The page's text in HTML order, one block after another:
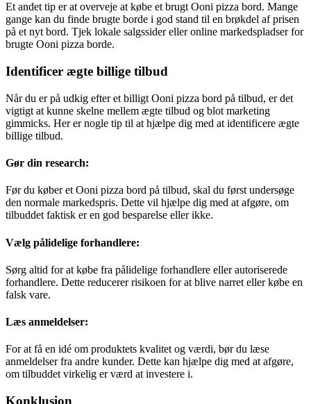
Et andet tip er at overveje at købe et brugt Ooni pizza bord. Mange
gange kan du finde brugte borde i god stand til en brøkdel af prisen
på et nyt bord. Tjek lokale salgssider eller online markedspladser for
brugte Ooni pizza borde.
Identificer ægte billige tilbud
Når du er på udkig efter et billigt Ooni pizza bord på tilbud, er det
vigtigt at kunne skelne mellem ægte tilbud og blot marketing
gimmicks. Her er nogle tip til at hjælpe dig med at identificere ægte
billige tilbud.
Gør din research:
Før du køber et Ooni pizza bord på tilbud, skal du først undersøge
den normale markedspris. Dette vil hjælpe dig med at afgøre, om
tilbuddet faktisk er en god besparelse eller ikke.
Vælg pålidelige forhandlere:
Sørg altid for at købe fra pålidelige forhandlere eller autoriserede
forhandlere. Dette reducerer risikoen for at blive narret eller købe en
falsk vare.
Læs anmeldelser:
For at få en idé om produktets kvalitet og værdi, bør du læse
anmeldelser fra andre kunder. Dette kan hjælpe dig med at afgøre,
om tilbuddet virkelig er værd at investere i.
Konklusion